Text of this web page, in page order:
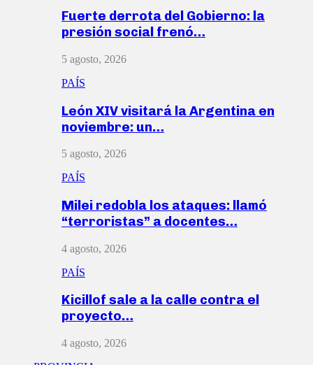
Fuerte derrota del Gobierno: la
presión social frenó…
5 agosto, 2026
PAÍS
León XIV visitará la Argentina en
noviembre: un…
5 agosto, 2026
PAÍS
Milei redobla los ataques: llamó
“terroristas” a docentes…
4 agosto, 2026
PAÍS
Kicillof sale a la calle contra el
proyecto…
4 agosto, 2026